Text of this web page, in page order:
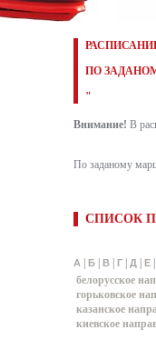
ПО
"
Внимание! В
По заданому
СПИСОК
А Б В Г Д Е
белорусское
горьковское
казанское
киевское